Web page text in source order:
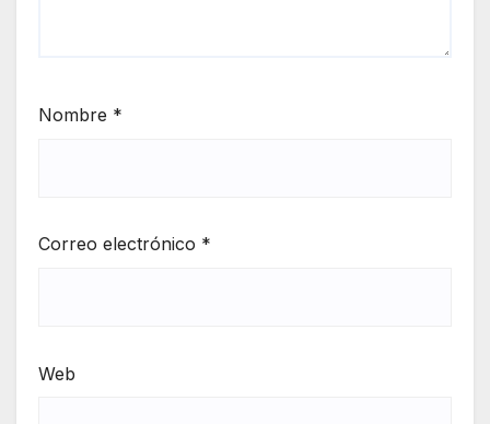
Nombre *
Correo electrónico *
Web